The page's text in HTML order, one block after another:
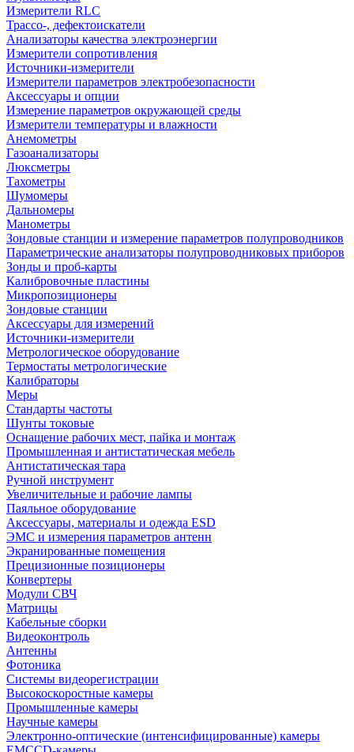
Измерители RLC
Трассо-, дефектоискатели
Анализаторы качества электроэнергии
Измерители сопротивления
Источники-измерители
Измерители параметров электробезопасности
Аксессуары и опции
Измерение параметров окружающей среды
Измерители температуры и влажности
Анемометры
Газоанализаторы
Люксметры
Тахометры
Шумомеры
Дальномеры
Манометры
Зондовые станции и измерение параметров полупроводников
Параметрические анализаторы полупроводниковых приборов
Зонды и проб-карты
Калибровочные пластины
Микропозиционеры
Зондовые станции
Аксессуары для измерений
Источники-измерители
Метрологическое оборудование
Термостаты метрологические
Калибраторы
Меры
Стандарты частоты
Шунты токовые
Оснащение рабочих мест, пайка и монтаж
Промышленная и антистатическая мебель
Антистатическая тара
Ручной инструмент
Увеличительные и рабочие лампы
Паяльное оборудование
Аксессуары, материалы и одежда ESD
ЭМС и измерения параметров антенн
Экранированные помещения
Прецизионные позиционеры
Конвертеры
Модули СВЧ
Матрицы
Кабельные сборки
Видеоконтроль
Антенны
Фотоника
Cистемы видеорегистрации
Высокоскоростные камеры
Промышленные камеры
Научные камеры
Электронно-оптические (интенсифицированные) камеры